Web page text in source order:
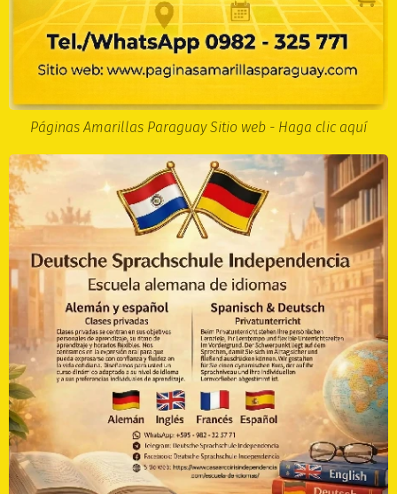
Páginas Amarillas Paraguay Sitio web - Haga clic aquí